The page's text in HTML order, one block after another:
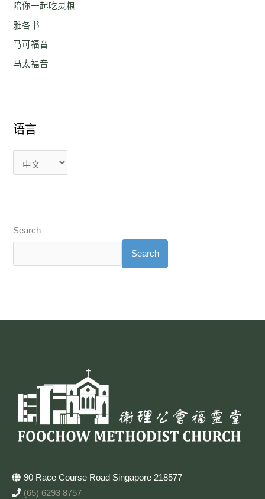
陪你一起吃灵粮
雅各书
马可福音
马太福音
语言
Search
Search
90 Race Course Road Singapore 218577
(65) 6293 8757